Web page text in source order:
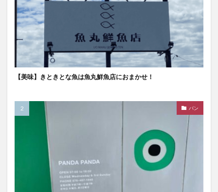
【美味】きときとな魚は魚丸鮮魚店におまかせ！
パン